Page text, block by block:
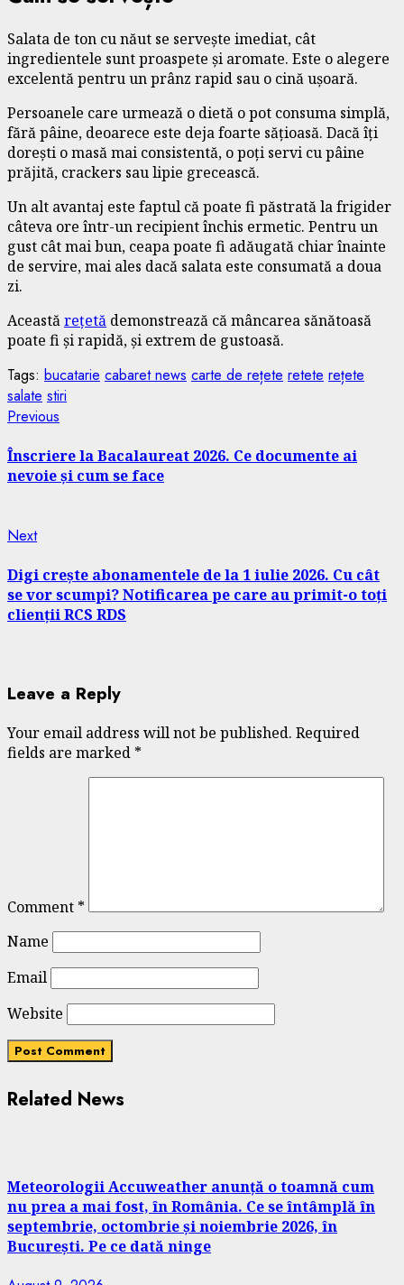
Salata de ton cu năut se servește imediat, cât
ingredientele sunt proaspete și aromate. Este o alegere
excelentă pentru un prânz rapid sau o cină ușoară.
Persoanele care urmează o dietă o pot consuma simplă,
fără pâine, deoarece este deja foarte sățioasă. Dacă îți
dorești o masă mai consistentă, o poți servi cu pâine
prăjită, crackers sau lipie grecească.
Un alt avantaj este faptul că poate fi păstrată la frigider
câteva ore într-un recipient închis ermetic. Pentru un
gust cât mai bun, ceapa poate fi adăugată chiar înainte
de servire, mai ales dacă salata este consumată a doua
zi.
Aceastărețetă demonstrează că mâncarea sănătoasă
poate fi și rapidă, și extrem de gustoasă.
Tags: bucatarie cabaret news carte de rețete retete rețete
salate stiri
Continue
Reading
Previous
Înscriere la Bacalaureat 2026. Ce documente ai
nevoie și cum se face
NextNext
Digi crește abonamentele de la 1 iulie 2026. Cu cât
se vor scumpi? Notificarea pe care au primit-o toți
clienții RCS RDS
Leave a Reply
Your email address will not be published. Required
fields are marked *
Comment *
Name
Email
Website
Related News
Meteorologii Accuweather anunță o toamnă cum
nu prea a mai fost, în România. Ce se întâmplă în
septembrie, octombrie și noiembrie 2026, în
București. Pe ce dată ninge